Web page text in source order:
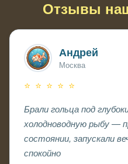
Отзывы
Андрей
Москва
⭐ ⭐ ⭐ ⭐ ⭐
Брали гольца под
холодноводную рыбу —
состоянии, запускали
спокойно